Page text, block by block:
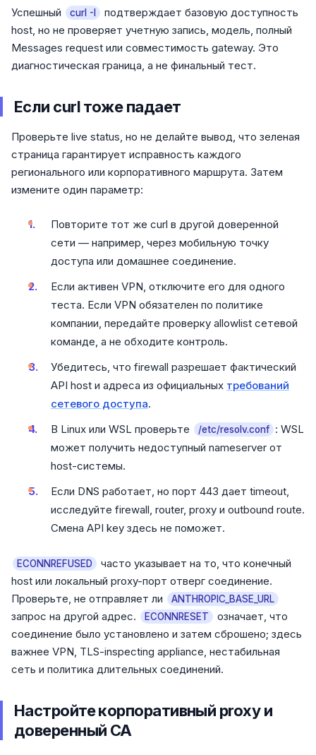
Успешный curl -I
подтверждает базовую доступность
host, но не проверяет учетную запись, модель, полный
Messages request или совместимость gateway. Это
диагностическая граница, а не финальный тест.
Если curl тоже падает
Проверьте live status, но не делайте вывод, что зеленая
страница гарантирует исправность каждого
регионального или корпоративного маршрута. Затем
измените один параметр:
Повторите тот же curl в другой доверенной
сети — например, через мобильную точку
доступа или домашнее соединение.
Если активен VPN, отключите его для одного
теста. Если VPN обязателен по политике
компании, передайте проверку allowlist сетевой
команде, а не обходите контроль.
Убедитесь, что firewall разрешает фактический
API host и адреса из официальных требований
сетевого доступа.
В Linux или WSL проверьте
/etc/resolv.conf : WSL
может получить недоступный nameserver от
host-системы.
Если DNS работает, но порт 443 дает timeout,
исследуйте firewall, router, proxy и outbound route.
Смена API key здесь не поможет.
ECONNREFUSED
часто указывает на то, что конечный
host или локальный proxy-порт отверг соединение.
Проверьте, не отправляет ли
ANTHROPIC_BASE_URL
запрос на другой адрес. ECONNRESET
означает, что
соединение было установлено и затем сброшено; здесь
важнее VPN, TLS-inspecting appliance, нестабильная
сеть и политика длительных соединений.
Настройте корпоративный proxy и
доверенный CA